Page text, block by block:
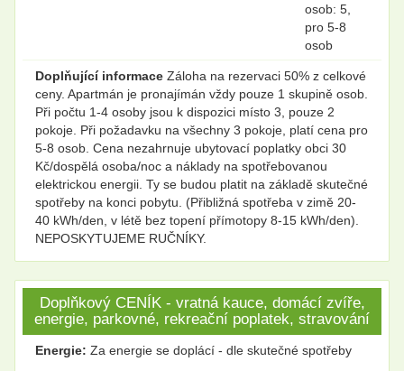
osob: 5,
pro 5-8
osob
Doplňující informace Záloha na rezervaci 50% z celkové
ceny. Apartmán je pronajímán vždy pouze 1 skupině osob.
Při počtu 1-4 osoby jsou k dispozici místo 3, pouze 2
pokoje. Při požadavku na všechny 3 pokoje, platí cena pro
5-8 osob. Cena nezahrnuje ubytovací poplatky obci 30
Kč/dospělá osoba/noc a náklady na spotřebovanou
elektrickou energii. Ty se budou platit na základě skutečné
spotřeby na konci pobytu. (Přibližná spotřeba v zimě 20-
40 kWh/den, v létě bez topení přímotopy 8-15 kWh/den).
NEPOSKYTUJEME RUČNÍKY.
Doplňkový CENÍK - vratná kauce, domácí zvíře,
energie, parkovné, rekreační poplatek, stravování
Energie: Za energie se doplácí - dle skutečné spotřeby